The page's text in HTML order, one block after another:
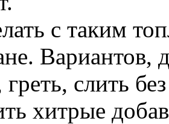
с таким
Вариантов,
греть, слить
хитрые